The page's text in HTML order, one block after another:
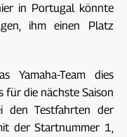
in Portugal könnte
ihm einen Platz
Yamaha-Team dies
für die nächste Saison
den Testfahrten der
der Startnummer 1,